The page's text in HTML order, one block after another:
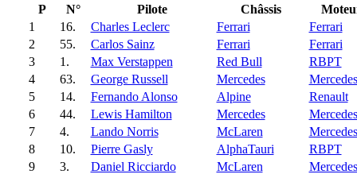
P N° Pilote Châssis
1
16. Charles Leclerc Ferrari
Ferrari
2
55. Carlos Sainz Ferrari
Ferrari
3
1. Max Verstappen Red Bull
RBPT
4
63. George Russell Mercedes
Mercedes
5
14. Fernando Alonso Alpine
Renault
6
44. Lewis Hamilton Mercedes
Mercedes
7
4. Lando Norris McLaren
Mercedes
8
10. Pierre Gasly AlphaTauri
RBPT
9
3. Daniel Ricciardo McLaren
Mercedes